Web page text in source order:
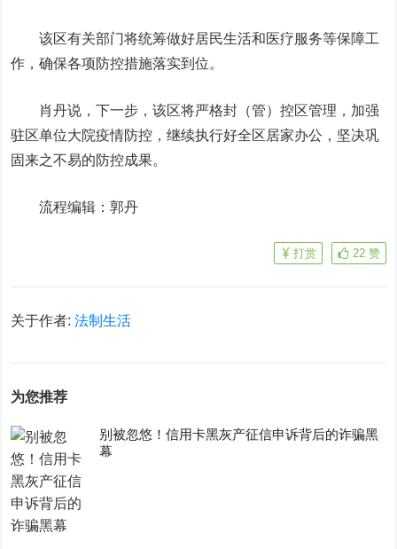
该区有关部门将统筹做好居民生活和医疗服务等保障工
作，确保各项防控措施落实到位。
肖丹说，下一步，该区将严格封（管）控区管理，加强
驻区单位大院疫情防控，继续执行好全区居家办公，坚决巩
固来之不易的防控成果。
流程编辑：郭丹
22 赞
打赏
关于作者:法制生活
为您推荐
别被忽悠！信用卡黑灰产征信申诉背后的诈骗黑
幕